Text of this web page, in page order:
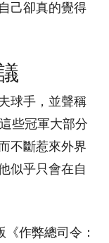
己卻真的覺得
球手，並聲稱
些冠軍大部分
不斷惹來外界
似乎只會在自
作弊總司令：